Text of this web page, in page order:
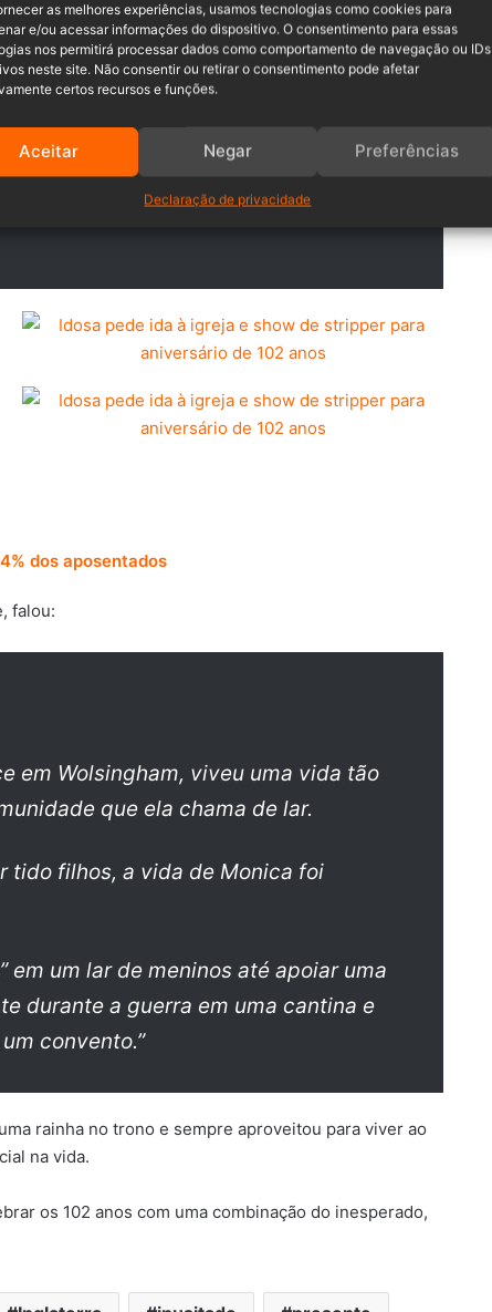
as melhores experiências, usamos tecnologias como cookies para
e/ou acessar informações do dispositivo. O consentimento para essas
nos permitirá processar dados como comportamento de navegação ou IDs
neste site. Não consentir ou retirar o consentimento pode afetar
certos recursos e funções.
Aceitar Negar Preferências
Declaração de privacidade
da idosa porque sua esposa trabalha no
de uniforme. Estou feliz por
dos aposentados
falou:
em Wolsingham, viveu uma vida tão
que ela chama de lar.
tido filhos, a vida de Monica foi
em um lar de meninos até apoiar uma
durante a guerra em uma cantina e
convento.”
rainha no trono e sempre aproveitou para viver ao
na vida.
os 102 anos com uma combinação do inesperado,